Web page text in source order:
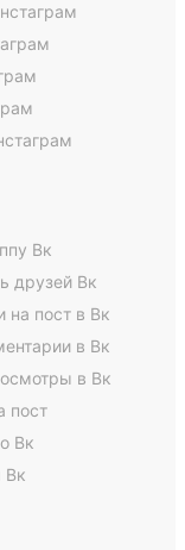
Вк
друзей Вк
на пост в Вк
в Вк
в Вк
пост
Вк
Вк